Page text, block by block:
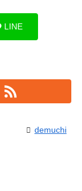
LINE
demuchi